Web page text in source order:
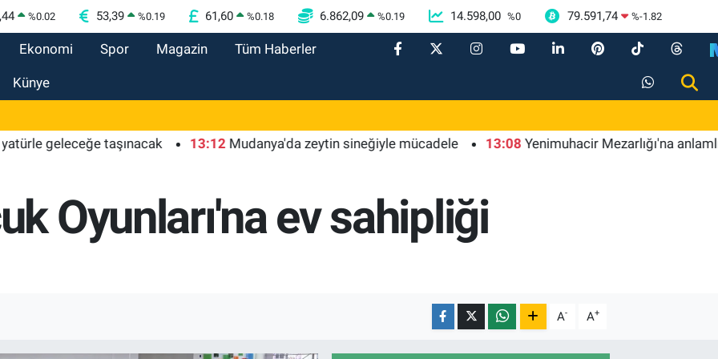
%0.02 53,39 %0.19 61,60 %0.18 6.862,09 %0.19 14.598,00 %0 79.591,74 %-1.82
Ekonomi Spor Magazin Tüm Haberler
Künye
geleceğe taşınacak 13:12 Mudanya'da zeytin sineğiyle mücadele 13:08 Yenimuhacir Mezarlığı'na anlamlı
Oyunları'na ev sahipliği
A- A+